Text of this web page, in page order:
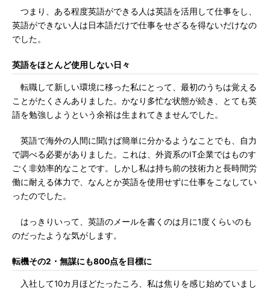
つまり、ある程度英語ができる人は英語を活用して仕事をし、
英語ができない人は日本語だけで仕事をせざるを得ないだけなの
でした。
英語をほとんど使用しない日々
転職して新しい環境に移った私にとって、最初のうちは覚える
ことがたくさんありました。かなり多忙な状態が続き、とても英
語を勉強しようという余裕は生まれてきませんでした。
英語で海外の人間に聞けば簡単に分かるようなことでも、自力
で調べる必要がありました。これは、外資系のIT企業ではものす
ごく非効率的なことです。しかし私は持ち前の技術力と長時間労
働に耐える体力で、なんとか英語を使用せずに仕事をこなしてい
ったのでした。
はっきりいって、英語のメールを書くのは月に1度くらいのも
のだったような気がします。
転機その2・無謀にも800点を目標に
入社して10カ月ほどたったころ、私は焦りを感じ始めていまし